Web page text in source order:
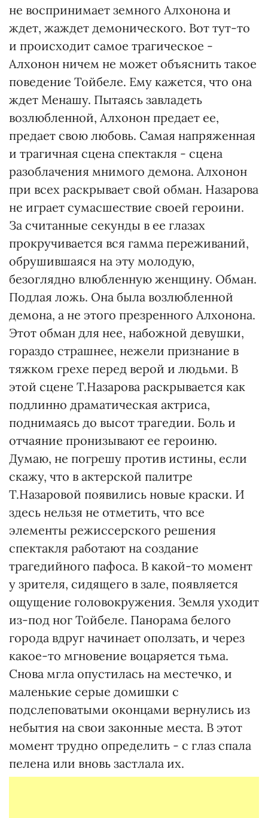
не воспринимает земного Алхонона и
ждет, жаждет демонического. Вот тут-то
и происходит самое трагическое -
Алхонон ничем не может объяснить такое
поведение Тойбеле. Ему кажется, что она
ждет Менашу. Пытаясь завладеть
возлюбленной, Алхонон предает ее,
предает свою любовь. Самая напряженная
и трагичная сцена спектакля - сцена
разоблачения мнимого демона. Алхонон
при всех раскрывает свой обман. Назарова
не играет сумасшествие своей героини.
За считанные секунды в ее глазах
прокручивается вся гамма переживаний,
обрушившаяся на эту молодую,
безоглядно влюбленную женщину. Обман.
Подлая ложь. Она была возлюбленной
демона, а не этого презренного Алхонона.
Этот обман для нее, набожной девушки,
гораздо страшнее, нежели признание в
тяжком грехе перед верой и людьми. В
этой сцене Т.Назарова раскрывается как
подлинно драматическая актриса,
поднимаясь до высот трагедии. Боль и
отчаяние пронизывают ее героиню.
Думаю, не погрешу против истины, если
скажу, что в актерской палитре
Т.Назаровой появились новые краски. И
здесь нельзя не отметить, что все
элементы режиссерского решения
спектакля работают на создание
трагедийного пафоса. В какой-то момент
у зрителя, сидящего в зале, появляется
ощущение головокружения. Земля уходит
из-под ног Тойбеле. Панорама белого
города вдруг начинает оползать, и через
какое-то мгновение воцаряется тьма.
Снова мгла опустилась на местечко, и
маленькие серые домишки с
подслеповатыми оконцами вернулись из
небытия на свои законные места. В этот
момент трудно определить - с глаз спала
пелена или вновь застлала их.